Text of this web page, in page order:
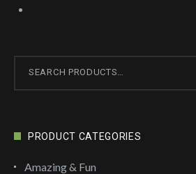
PRODUCT CATEGORIES
Amazing & Fun